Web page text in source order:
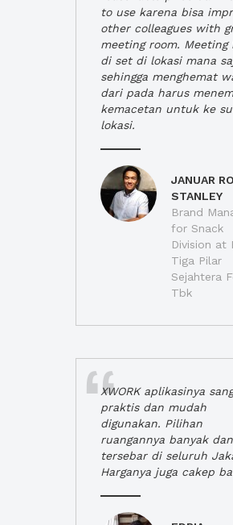
to use karena bisa
other colleagues with
meeting room. Meeting
di set di lokasi mana
sehingga menghemat
dari pada harus
kemacetan untuk ke
lokasi.
JANUAR
STANLEY
Brand
for Snack
Division at
Tiga Pilar
Sejahtera
Tbk
XWORK aplikasinya
praktis dan mudah
digunakan. Pilihan
ruangannya banyak dan
tersebar di seluruh
Harganya juga cakep